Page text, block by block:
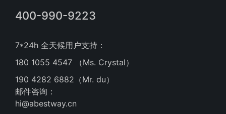
400-990-9223
7*24h 全天候用户支持：
180 1055 4547 （Ms. Crystal）
190 4282 6882（Mr. du）
邮件咨询：
hi@abestway.cn